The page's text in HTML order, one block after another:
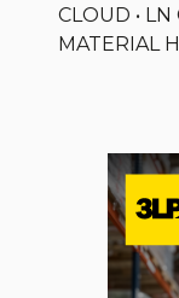
CLOUD • LN
MATERIAL